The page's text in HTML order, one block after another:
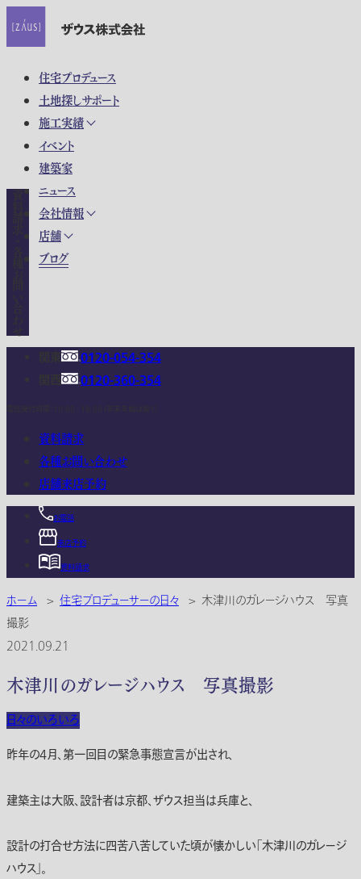
住宅プロデュース
土地探しサポート
施工実績
イベント
建築家
ニュース
会社情報
店舗
ブログ
0120-054-354
0120-360-354
資料請求
各種お問い合わせ
店舗来店予約
お電話
来店予約
資料請求
ホーム > 住宅プロデューサーの日々 > 木津川のガレージハウス 写真
撮影
2021.09.21
木津川のガレージハウス 写真撮影
日々のいろいろ
昨年の4月、第一回目の緊急事態宣言が出され、
建築主は大阪、設計者は京都、ザウス担当は兵庫と、
設計の打合せ方法に四苦八苦していた頃が懐かしい「木津川のガレージ
ハウス」。